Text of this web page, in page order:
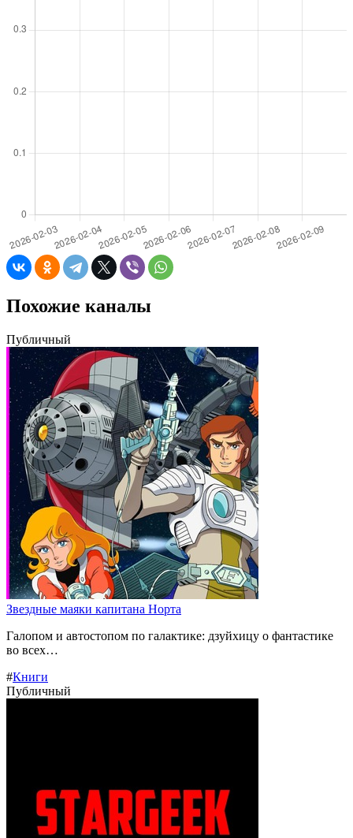
Похожие каналы
Публичный
Звездные маяки капитана Норта
Галопом и автостопом по галактике: дзуйхицу о фантастике
во всех…
#Книги
Публичный